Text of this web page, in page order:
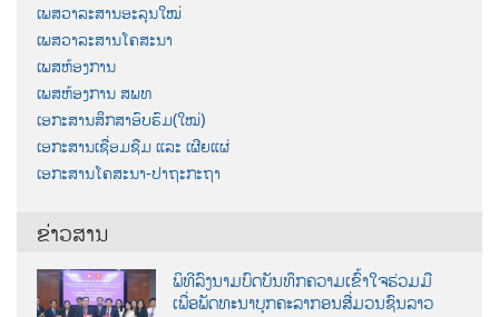
ເພສວາລະສານອະລຸນໃໝ່
ເພສວາລະສານໂຄສະນາ
ເພສຫ້ອງການ
ເພສຫ້ອງການ ສພທ
ເອກະສານສຶກສາອົບຮົມ(ໃໝ່)
ເອກະສານເຊື່ອມຊືມ ແລະ ເຜີຍແຜ່
ເອກະສານໂຄສະນາ-ປາຖະກະຖາ
ຂ່າວສານ
ພິທີລົງນາມບົດບັນທຶກຄວາມເຂົ້າໃຈຮ່ວມມື
ເພື່ອພັດທະນາບຸກຄະລາກອນສື່ມວນຊົນລາວ